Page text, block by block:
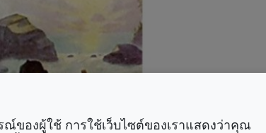
ณ์ของผู้ใช้ การใช้เว็บไซต์ของเราแสดงว่าคุณ